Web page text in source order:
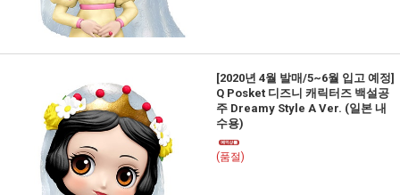
[2020년 4월 발매/5~6월 입고 예정]
Q Posket 디즈니 캐릭터즈 백설공
주 Dreamy Style A Ver. (일본 내
수용)
(품절)